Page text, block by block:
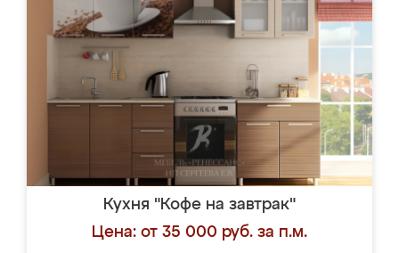
Кухня "Кофе на завтрак"
Цена: от 35 000 руб. за п.м.